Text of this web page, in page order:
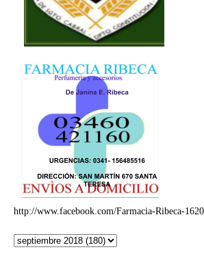
http://www.facebook.com/Farmacia-Ribeca-